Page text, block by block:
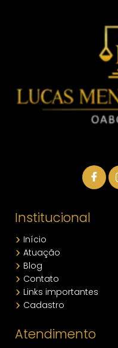
Institucional
Início
Atuação
Blog
Contato
Links importantes
Cadastro
Atendimento